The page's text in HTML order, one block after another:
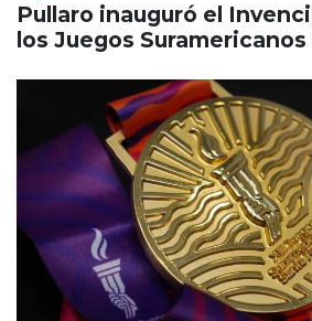
Pullaro inauguró el
los Juegos Suramericanos